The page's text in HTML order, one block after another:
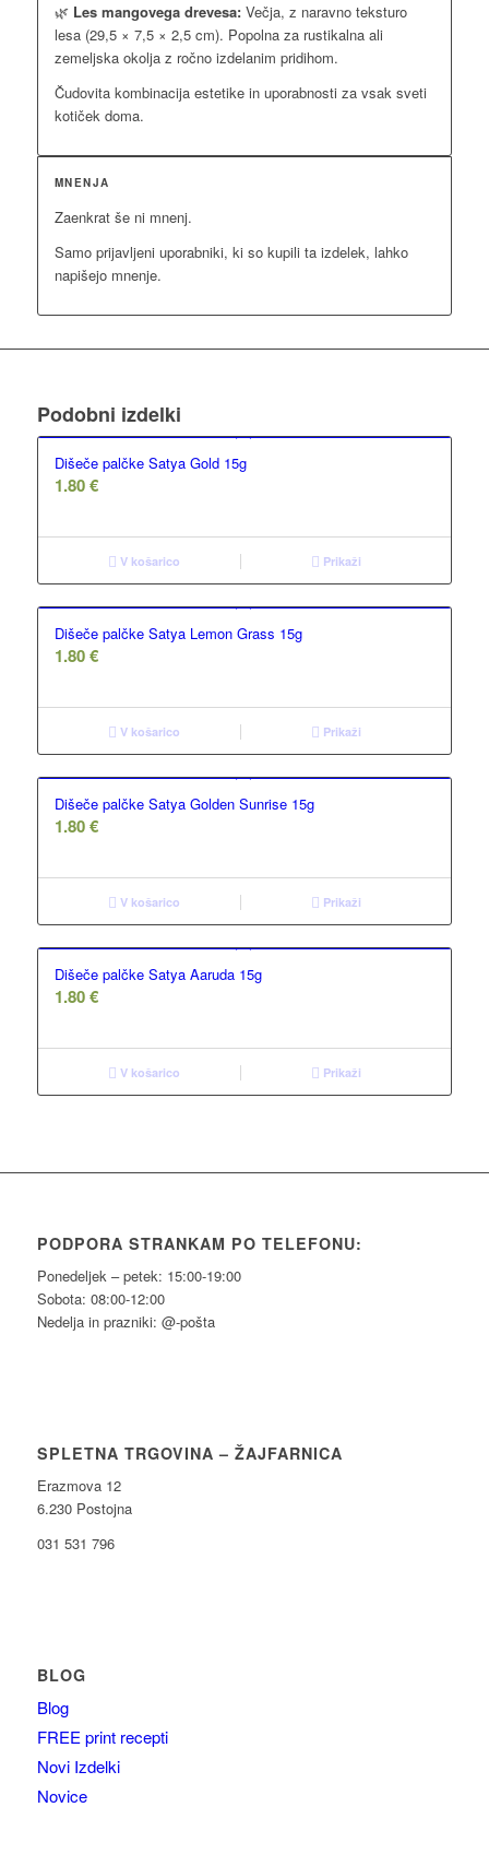
🌿 Les mangovega drevesa:Večja, z naravno teksturo
lesa (29,5 × 7,5 × 2,5 cm). Popolna za rustikalna ali
zemeljska okolja z ročno izdelanim pridihom.
Čudovita kombinacija estetike in uporabnosti za vsak sveti
kotiček doma.
MNENJA
Zaenkrat še ni mnenj.
Samo prijavljeni uporabniki, ki so kupili ta izdelek, lahko
napišejo mnenje.
Podobni izdelki
Dišeče palčke Satya Gold 15g
1.80€
V košarico Prikaži
Dišeče palčke Satya Lemon Grass 15g
1.80€
V košarico Prikaži
Dišeče palčke Satya Golden Sunrise 15g
1.80€
V košarico Prikaži
Dišeče palčke Satya Aaruda 15g
1.80€
V košarico Prikaži
PODPORA STRANKAM PO TELEFONU:
Ponedeljek – petek: 15:00-19:00
Sobota: 08:00-12:00
Nedelja in prazniki: @-pošta
SPLETNA TRGOVINA – ŽAJFARNICA
Erazmova 12
6.230 Postojna
031 531 796
BLOG
Blog
FREE print recepti
Novi Izdelki
Novice